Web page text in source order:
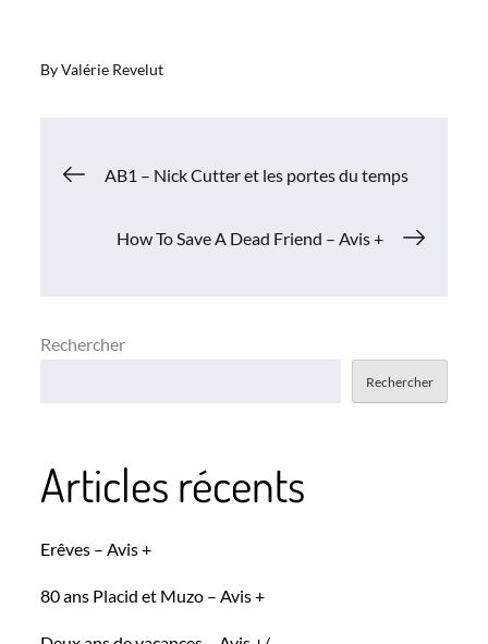
ByValérie Revelut
Navigation
AB1 – Nick Cutter et les portes du temps
How To Save A Dead Friend – Avis +
Rechercher
Rechercher
Articles récents
Erêves – Avis +
80 ans Placid et Muzo – Avis +